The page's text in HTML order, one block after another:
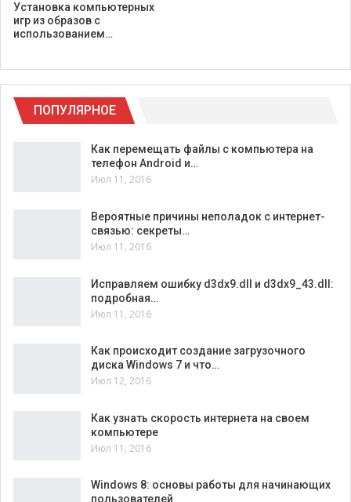
Установка компьютерных
игр из образов с
использованием…
ПОПУЛЯРНОЕ
Как перемещать файлы с компьютера на
телефон Android и…
Июл 11, 2016
Вероятные причины неполадок с интернет-
связью: секреты…
Июл 11, 2016
Исправляем ошибку d3dx9.dll и d3dx9_43.dll:
подробная…
Июл 11, 2016
Как происходит создание загрузочного
диска Windows 7 и что…
Июл 12, 2016
Как узнать скорость интернета на своем
компьютере
Июл 11, 2016
Windows 8: основы работы для начинающих
пользователей